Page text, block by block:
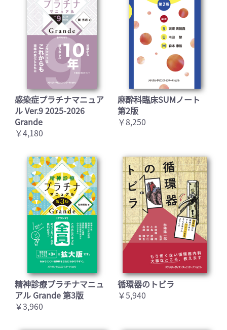
感染症プラチナマニュア
ル Ver.9 2025-2026
Grande
￥4,180
麻酔科臨床SUMノート
第2版
￥8,250
精神診療プラチナマニュ
アル Grande 第3版
￥3,960
循環器のトビラ
￥5,940